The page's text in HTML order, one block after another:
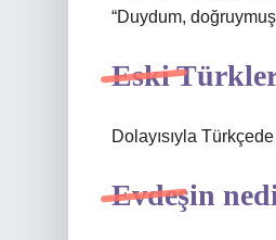
“Duydum,
Eski
Dolayısıyla
Evdeşin